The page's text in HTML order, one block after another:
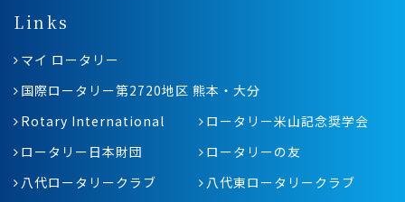
Links
マイ ロータリー
国際ロータリー第2720地区 熊本・大分
Rotary International
ロータリー米山記念奨学会
ロータリー日本財団
ロータリーの友
八代ロータリークラブ
八代東ロータリークラブ